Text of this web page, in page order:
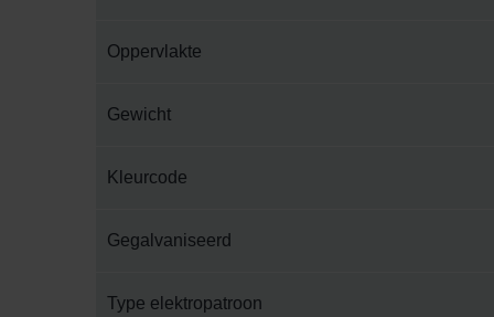
Oppervlakte
Gewicht
Kleurcode
Gegalvaniseerd
Type elektropatroon